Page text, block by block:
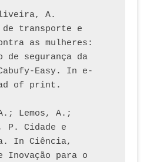
A.
transporte e
as mulheres:
de segurança da
Easy. In e-
of print.
Lemos, A.;
P. Cidade e
In Ciência,
Inovação para o